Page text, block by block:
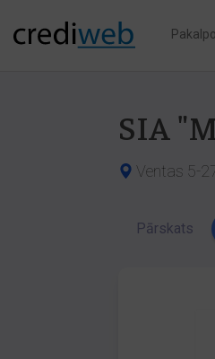
SIA
Ventas 5-
Pārskats